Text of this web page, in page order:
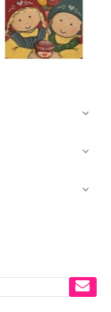


